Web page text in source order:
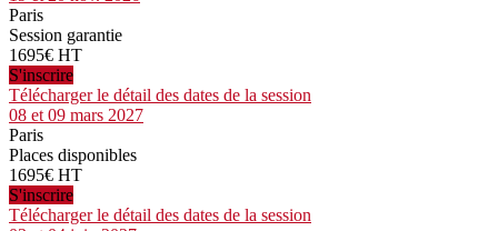
Paris
Session garantie
1695€ HT
S'inscrire
Télécharger le détail des dates de la session
08 et 09 mars 2027
Paris
Places disponibles
1695€ HT
S'inscrire
Télécharger le détail des dates de la session